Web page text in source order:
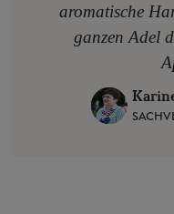
aromatische
ganzen Adel